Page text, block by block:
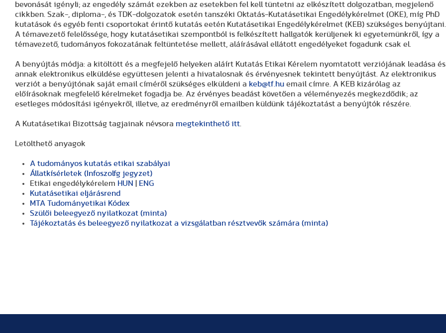
bevonását igényli; az engedély számát ezekben az esetekben fel kell tüntetni az elkészített dolgozatban, megjelenő
cikkben. Szak-, diploma-, és TDK-dolgozatok esetén tanszéki Oktatás-Kutatásetikai Engedélykérelmet (OKE), míg PhD
kutatások és egyéb fenti csoportokat érintő kutatás eetén Kutatásetikai Engedélykérelmet (KEB) szükséges benyújtani.
A témavezető felelőssége, hogy kutatásetikai szempontból is felkészített hallgatók kerüljenek ki egyetemünkről, így a
témavezető, tudományos fokozatának feltüntetése mellett, aláírásával ellátott engedélyeket fogadunk csak el.
A benyújtás módja: a kitöltött és a megfejelő helyeken aláírt Kutatás Etikai Kérelem nyomtatott verziójának leadása és
annak elektronikus elküldése együttesen jelenti a hivatalosnak és érvényesnek tekintett benyújtást. Az elektronikus
verziót a benyújtónak saját email címéről szükséges elküldeni a keb@tf.hu email címre. A KEB kizárólag az
előírásoknak megfelelő kérelmeket fogadja be. Az érvényes beadást követően a véleményezés megkezdődik; az
esetleges módosítási igényekről, illetve, az eredményről emailben küldünk tájékoztatást a benyújtók részére.
A Kutatásetikai Bizottság tagjainak névsora megtekinthető itt
Letölthető anyagok
A tudományos kutatás etikai szabályai
Állatkísérletek (Infoszolfg jegyzet)
Etikai engedélykérelem HUN
ENG
Kutatásetikai eljárásrend
MTA Tudományetikai Kódex
Szülői beleegyező nyilatkozat (minta)
Tájékoztatás és beleegyező nyilatkozat a vizsgálatban résztvevők számára (minta)